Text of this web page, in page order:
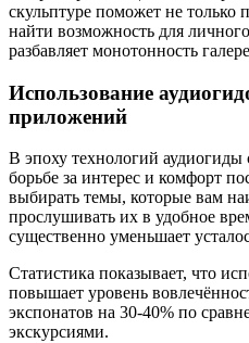
скульптуре поможет не только
найти возможность для
разбавляет монотонность
Использование
приложений
В эпоху технологий
борьбе за интерес и комфорт
выбирать темы, которые вам
прослушивать их в удобное
существенно уменьшает
Статистика показывает, что
повышает уровень
экспонатов на 30-40% по
экскурсиями.